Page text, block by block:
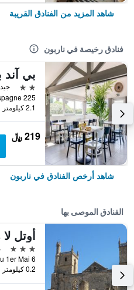
شاهد المزيد من الفنادق القريبة
فنادق رخيصة في ناربون
2 نجمتين
جيد 7.4
2.1 كيلومتر عن وسط المدينة
219 ﷼
شاهد أرخص الفنادق في ناربون
الفنادق الموصى بها
3 نجوم
0.2 كيلومتر عن وسط المدينة